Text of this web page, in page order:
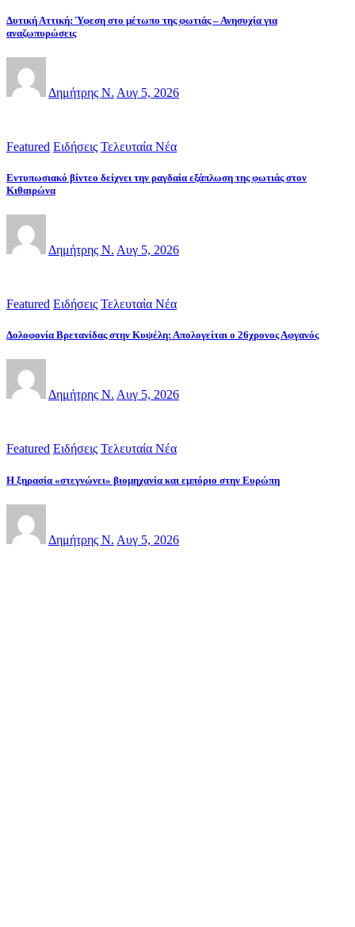
Δυτική Αττική: Ύφεση στο μέτωπο της φωτιάς – Ανησυχία για
αναζωπυρώσεις
Δημήτρης Ν. Αυγ 5, 2026
Featured Ειδήσεις Τελευταία Νέα
Εντυπωσιακό βίντεο δείχνει την ραγδαία εξάπλωση της φωτιάς στον
Κιθαιρώνα
Δημήτρης Ν. Αυγ 5, 2026
Featured Ειδήσεις Τελευταία Νέα
Δολοφονία Βρετανίδας στην Κυψέλη: Απολογείται ο 26χρονος Αφγανός
Δημήτρης Ν. Αυγ 5, 2026
Featured Ειδήσεις Τελευταία Νέα
Η ξηρασία «στεγνώνει» βιομηχανία και εμπόριο στην Ευρώπη
Δημήτρης Ν. Αυγ 5, 2026